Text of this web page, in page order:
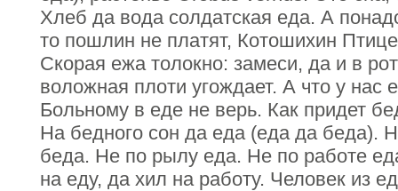
Хлеб да вода солдатская еда. А
то пошлин не платят, Котошихин
Скорая ежа толокно: замеси, да и в
воложная плоти угождает. А что у нас
Больному в еде не верь. Как придет
На бедного сон да еда (еда да беда).
беда. Не по рылу еда. Не по работе
на еду, да хил на работу. Человек из